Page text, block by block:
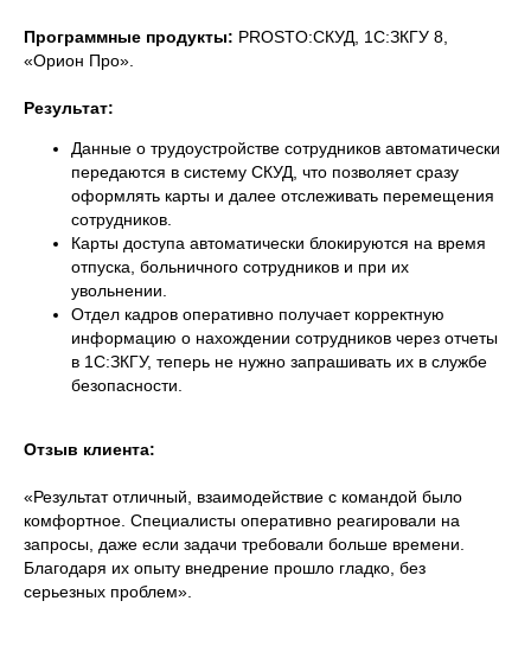
Программные продукты: PROSTO:СКУД, 1С:ЗКГУ 8,
«Орион Про».
Результат:
Данные о трудоустройстве сотрудников автоматически
передаются в систему СКУД, что позволяет сразу
оформлять карты и далее отслеживать перемещения
сотрудников.
Карты доступа автоматически блокируются на время
отпуска, больничного сотрудников и при их
увольнении.
Отдел кадров оперативно получает корректную
информацию о нахождении сотрудников через отчеты
в 1С:ЗКГУ, теперь не нужно запрашивать их в службе
безопасности.
Отзыв клиента:
«Результат отличный, взаимодействие с командой было
комфортное. Специалисты оперативно реагировали на
запросы, даже если задачи требовали больше времени.
Благодаря их опыту внедрение прошло гладко, без
серьезных проблем».